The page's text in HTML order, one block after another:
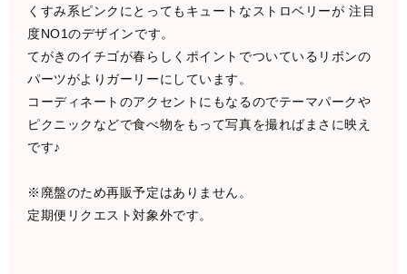
くすみ系ピンクにとってもキュートなストロベリーが 注目
度NO1のデザインです。
てがきのイチゴが春らしくポイントでついているリボンの
パーツがよりガーリーにしています。
コーディネートのアクセントにもなるのでテーマパークや
ピクニックなどで食べ物をもって写真を撮ればまさに映え
です♪
※廃盤のため再販予定はありません。
定期便リクエスト対象外です。